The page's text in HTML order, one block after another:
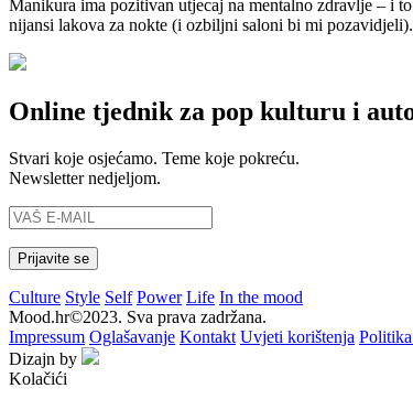
Manikura ima pozitivan utjecaj na mentalno zdravlje – i
nijansi lakova za nokte (i ozbiljni saloni bi mi
Online tjednik za pop kulturu i
Stvari koje osjećamo. Teme koje pokreću.
Newsletter nedjeljom.
Culture Style Self Power Life In the mood
Mood.hr©2023. Sva prava zadržana.
Impressum Oglašavanje Kontakt Uvjeti korištenja
Dizajn by
Kolačići